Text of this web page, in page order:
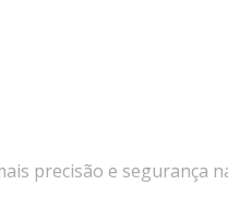
precisão e segurança